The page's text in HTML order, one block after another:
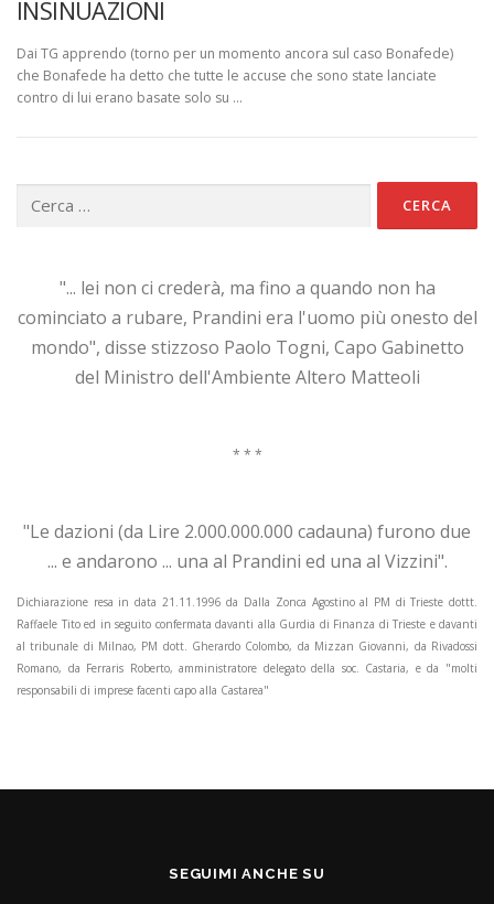
INSINUAZIONI
Dai TG apprendo (torno per un momento ancora sul caso Bonafede)
che Bonafede ha detto che tutte le accuse che sono state lanciate
contro di lui erano basate solo su …
per:
"... lei non ci crederà, ma fino a quando non ha
cominciato a rubare, Prandini era l'uomo più onesto del
mondo", disse stizzoso Paolo Togni, Capo Gabinetto
del Ministro dell'Ambiente Altero Matteoli
* * *
"Le dazioni (da Lire 2.000.000.000 cadauna) furono due
... e andarono ... una al Prandini ed una al Vizzini".
Dichiarazione resa in data 21.11.1996 da Dalla Zonca Agostino al PM di Trieste dottt.
Raffaele Tito ed in seguito confermata davanti alla Gurdia di Finanza di Trieste e davanti
al tribunale di Milnao, PM dott. Gherardo Colombo, da Mizzan Giovanni, da Rivadossi
Romano, da Ferraris Roberto, amministratore delegato della soc. Castaria, e da "molti
responsabili di imprese facenti capo alla Castarea"
SEGUIMI ANCHE SU